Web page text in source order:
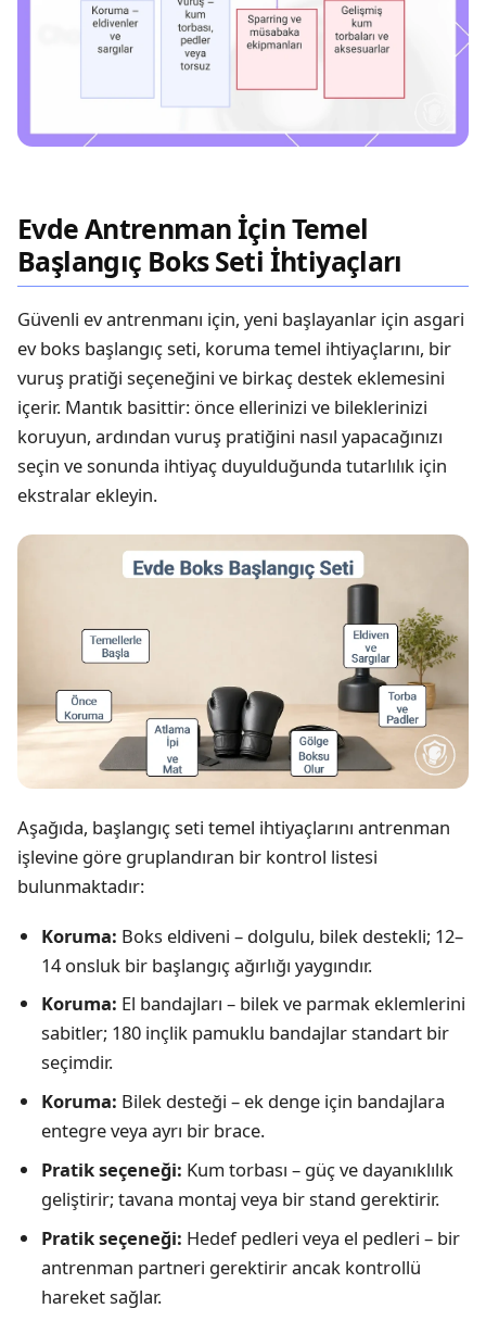
Evde Antrenman İçin Temel
Başlangıç Boks Seti İhtiyaçları
Güvenli ev antrenmanı için, yeni başlayanlar için asgari
ev boks başlangıç seti, koruma temel ihtiyaçlarını, bir
vuruş pratiği seçeneğini ve birkaç destek eklemesini
içerir. Mantık basittir: önce ellerinizi ve bileklerinizi
koruyun, ardından vuruş pratiğini nasıl yapacağınızı
seçin ve sonunda ihtiyaç duyulduğunda tutarlılık için
ekstralar ekleyin.
Aşağıda, başlangıç seti temel ihtiyaçlarını antrenman
işlevine göre gruplandıran bir kontrol listesi
bulunmaktadır:
Koruma: Boks eldiveni – dolgulu, bilek destekli; 12–
14 onsluk bir başlangıç ağırlığı yaygındır.
Koruma: El bandajları – bilek ve parmak eklemlerini
sabitler; 180 inçlik pamuklu bandajlar standart bir
seçimdir.
Koruma: Bilek desteği – ek denge için bandajlara
entegre veya ayrı bir brace.
Pratik seçeneği: Kum torbası – güç ve dayanıklılık
geliştirir; tavana montaj veya bir stand gerektirir.
Pratik seçeneği: Hedef pedleri veya el pedleri – bir
antrenman partneri gerektirir ancak kontrollü
hareket sağlar.